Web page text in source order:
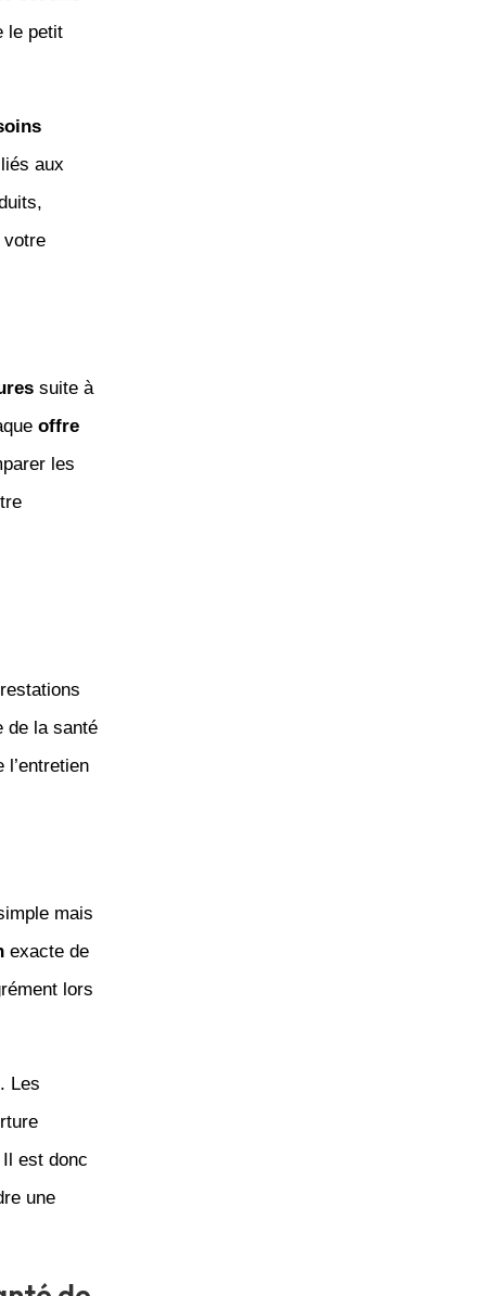
le petit
aux
votre
suite à
offre
les
de la santé
mais
exacte de
lors
Les
est donc
une